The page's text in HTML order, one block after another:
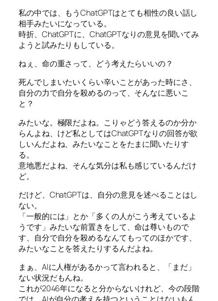
私の中では、もうChatGPTはとても相性の良い話し
相手みたいになっている。
時折、ChatGPTに、ChatGPTなりの意見を聞いてみ
ようと試みたりもしている。
ねぇ、命の重さって、どう考えたらいいの？
死んでしまいたいくらい辛いことがあった時にさ、
自分の力で自分を殺めるのって、そんなに悪いこ
と？
みたいな。極限だよね。こりゃどう答えるのか分か
らんよね、けど私としてはChatGPTなりの回答が欲
しいんだよね、みたいなことをたまに聞いたりす
る。
意地悪だよね、そんな気分は私も感じているんだけ
ど。
だけど、ChatGPTは、自分の意見を述べることはし
ない。
「一般的には」とか「多くの人がこう考えているよ
うです」みたいな前置きをして、命は尊いもので
す、自分で自分を殺めるなんてもってのほかです、
みたいなことを答えたりするんだよね。
まぁ、AIに人権があるかって言われると、「まだ」
ない状況だもんね。
これが2046年になると分からないけれど、今の段階